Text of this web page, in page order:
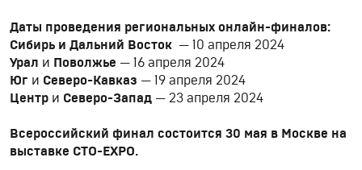
Даты проведения региональных онлайн-финалов:
Сибирь и Дальний Восток — 10 апреля 2024
Урал и Поволжье — 16 апреля 2024
Юг и Северо-Кавказ — 19 апреля 2024
Центр и Северо-Запад — 23 апреля 2024
Всероссийский финал состоится 30 мая в Москве на
выставке СТО-EXPO.